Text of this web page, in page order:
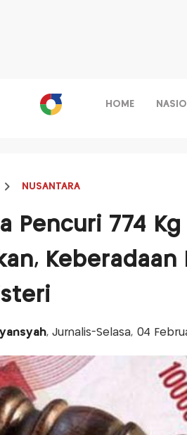
HOME
NUSANTARA
Pencuri 774
Keberadaan
, Jurnalis-Selasa, 04